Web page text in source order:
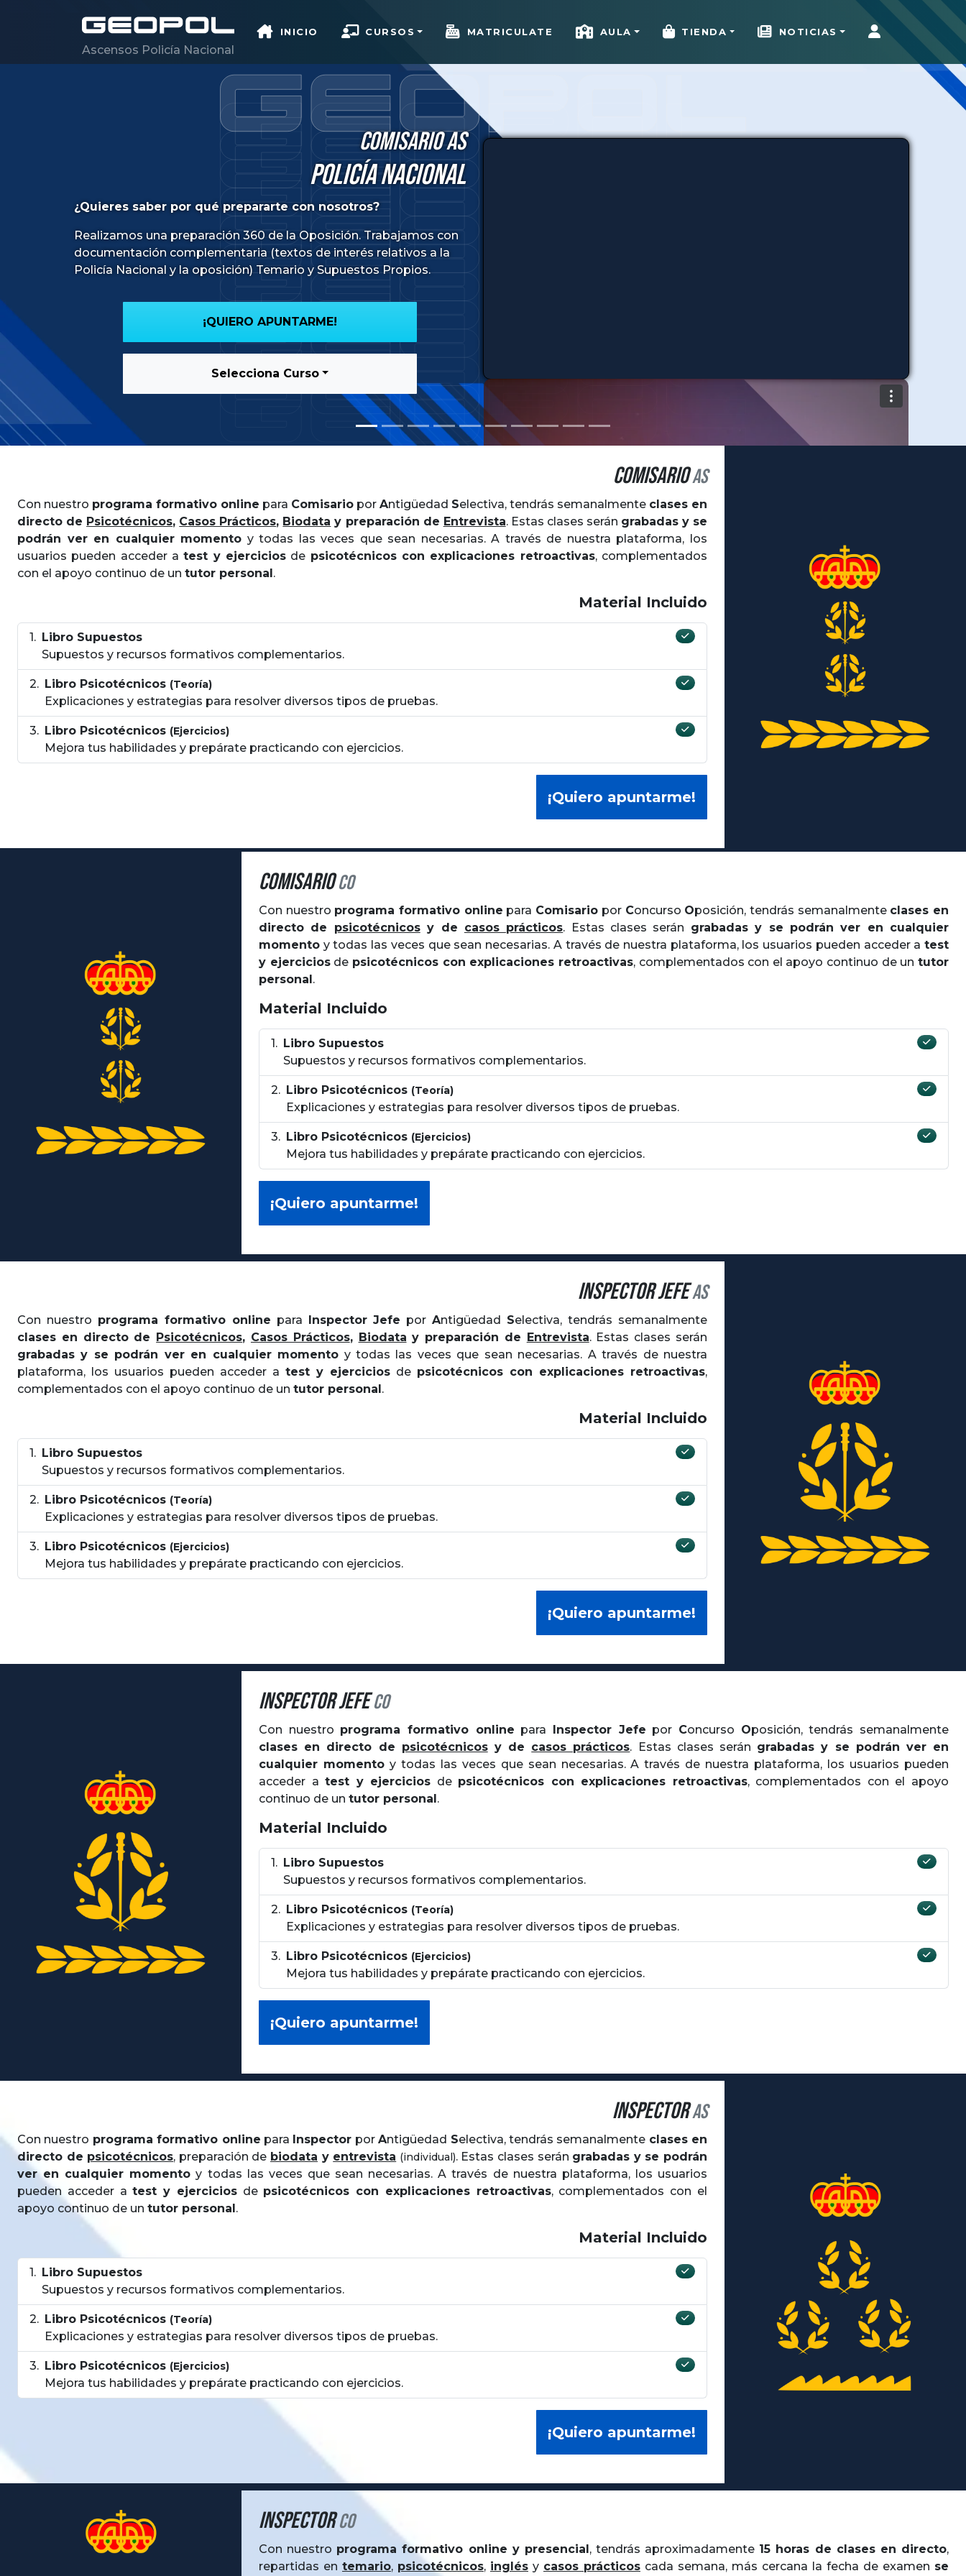
Ascensos Policía Nacional
INICIO CURSOS MATRICULATE AULA TIENDA NOTICIAS
Comisario AS
Policía Nacional
¿Quieres saber por qué prepararte con nosotros?
Realizamos una preparación 360 de la Oposición. Trabajamos con
documentación complementaria (textos de interés relativos a la
Policía Nacional y la oposición) Temario y Supuestos Propios.
¡QUIERO APUNTARME!
Selecciona Curso
ComisarioAS
Con nuestro programa formativo online para Comisario por Antigüedad Selectiva, tendrás semanalmente clases en
directo de Psicotécnicos, Casos Prácticos, Biodata y preparación de Entrevista. Estas clases serán grabadas y se
podrán ver en cualquier momento y todas las veces que sean necesarias. A través de nuestra plataforma, los
usuarios pueden acceder atest y ejercicios de psicotécnicos con explicaciones retroactivas, complementados
con el apoyo continuo de un tutor personal.
Material Incluido
Libro Supuestos
Supuestos y recursos formativos complementarios.
Libro Psicotécnicos (Teoría)
Explicaciones y estrategias para resolver diversos tipos de pruebas.
Libro Psicotécnicos (Ejercicios)
Mejora tus habilidades y prepárate practicando con ejercicios.
¡Quiero apuntarme!
ComisarioCO
Con nuestro programa formativo online para Comisario por Concurso Oposición, tendrás semanalmente clases en
directo de psicotécnicosy de casos prácticos. Estas clases serán grabadas y se podrán ver en cualquier
momento y todas las veces que sean necesarias. A través de nuestra plataforma, los usuarios pueden acceder a test
y ejerciciosde psicotécnicos con explicaciones retroactivas, complementados con el apoyo continuo de untutor
personal.
Material Incluido
Libro Supuestos
Supuestos y recursos formativos complementarios.
Libro Psicotécnicos (Teoría)
Explicaciones y estrategias para resolver diversos tipos de pruebas.
Libro Psicotécnicos (Ejercicios)
Mejora tus habilidades y prepárate practicando con ejercicios.
¡Quiero apuntarme!
Inspector JefeAS
Con nuestro programa formativo online para Inspector Jefe por Antigüedad Selectiva, tendrás semanalmente
clases en directo de Psicotécnicos, Casos Prácticos, Biodata y preparación de Entrevista. Estas clases serán
grabadas y se podrán ver en cualquier momento y todas las veces que sean necesarias. A través de nuestra
plataforma, los usuarios pueden acceder a test y ejercicios de psicotécnicos con explicaciones retroactivas,
complementados con el apoyo continuo de un tutor personal.
Material Incluido
Libro Supuestos
Supuestos y recursos formativos complementarios.
Libro Psicotécnicos (Teoría)
Explicaciones y estrategias para resolver diversos tipos de pruebas.
Libro Psicotécnicos (Ejercicios)
Mejora tus habilidades y prepárate practicando con ejercicios.
¡Quiero apuntarme!
Inspector JefeCO
Con nuestro programa formativo online para Inspector Jefe por Concurso Oposición, tendrás semanalmente
clases en directo de psicotécnicosy de casos prácticos. Estas clases serán grabadas y se podrán ver en
cualquier momentoy todas las veces que sean necesarias. A través de nuestra plataforma, los usuarios pueden
acceder atest y ejercicios de psicotécnicos con explicaciones retroactivas, complementados con el apoyo
continuo de un tutor personal.
Material Incluido
Libro Supuestos
Supuestos y recursos formativos complementarios.
Libro Psicotécnicos (Teoría)
Explicaciones y estrategias para resolver diversos tipos de pruebas.
Libro Psicotécnicos (Ejercicios)
Mejora tus habilidades y prepárate practicando con ejercicios.
¡Quiero apuntarme!
InspectorAS
Con nuestro programa formativo online para Inspector por Antigüedad Selectiva, tendrás semanalmente clases en
directo de psicotécnicos, preparación de biodata y entrevista (individual). Estas clases serán grabadas y se podrán
ver en cualquier momento y todas las veces que sean necesarias. A través de nuestra plataforma, los usuarios
pueden acceder atest y ejerciciosde psicotécnicos con explicaciones retroactivas, complementados con el
apoyo continuo de un tutor personal.
Material Incluido
Libro Supuestos
Supuestos y recursos formativos complementarios.
Libro Psicotécnicos (Teoría)
Explicaciones y estrategias para resolver diversos tipos de pruebas.
Libro Psicotécnicos (Ejercicios)
Mejora tus habilidades y prepárate practicando con ejercicios.
¡Quiero apuntarme!
InspectorCO
Con nuestro programa formativo online y presencial, tendrás aproximadamente 15 horas de clases en directo,
repartidas en temario, psicotécnicos, inglés y casos prácticos cada semana, más cercana la fecha de examen se